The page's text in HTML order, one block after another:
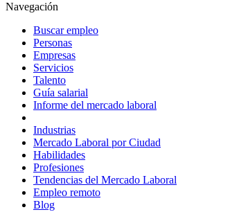
Navegación
Buscar empleo
Personas
Empresas
Servicios
Talento
Guía salarial
Informe del mercado laboral
Industrias
Mercado Laboral por Ciudad
Habilidades
Profesiones
Tendencias del Mercado Laboral
Empleo remoto
Blog